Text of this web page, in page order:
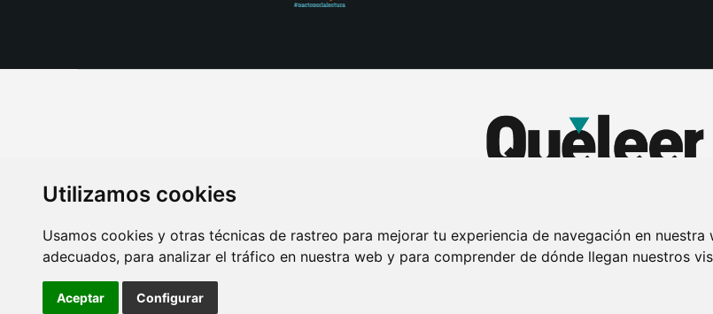
Utilizamos cookies
Usamos cookies y otras técnicas de rastreo para mejorar tu experiencia de navegación en
adecuados, para analizar el tráfico en nuestra web y para comprender de dónde llegan nuestros
Aceptar Configurar
AVISO LEGAL POLITICA DE COOKIES POLITICA DE PRIVACIDAD PUBLICIDAD EN LA REVISTA QUÉ LEER